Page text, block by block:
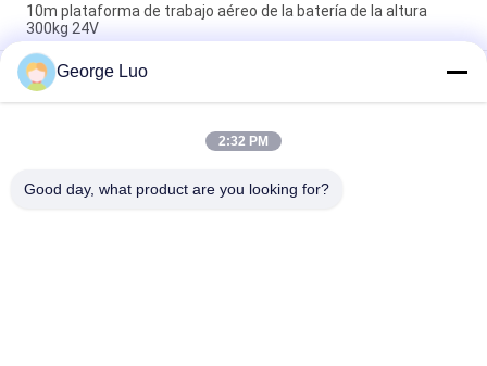
10m plataforma de trabajo aéreo de la batería de la altura
300kg 24V
Elevación aérea de la plataforma de la plataforma de trabajo
aéreo de la elevación del hombre del palo del doble de la
aleación de aluminio de 12 M
Elevador eléctrico articulado autopropulsado de alta calidad
George Luo
2:32 PM
Good day, what product are you looking for?